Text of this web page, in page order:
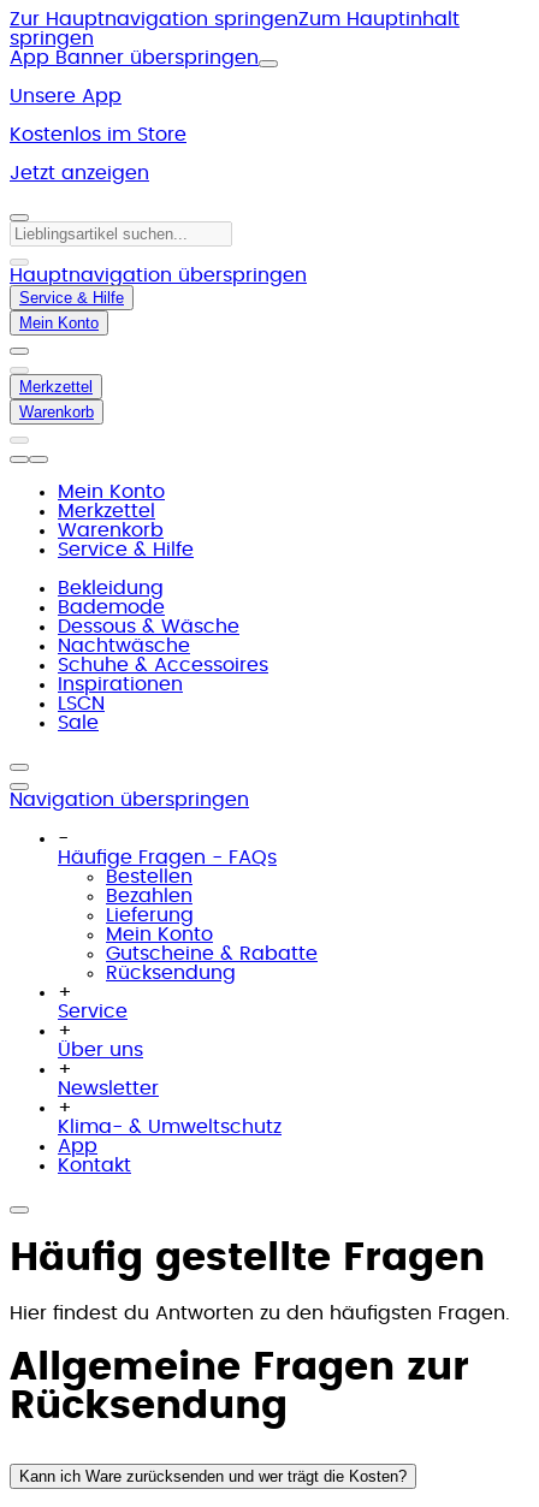
Zur Hauptnavigation springenZum Hauptinhalt
springen
App Banner überspringen
Unsere App
Kostenlos im Store
Jetzt anzeigen
Hauptnavigation überspringen
Service & Hilfe
Mein Konto
Merkzettel
Warenkorb
Mein Konto
Merkzettel
Warenkorb
Service & Hilfe
Bekleidung
Bademode
Dessous & Wäsche
Nachtwäsche
Schuhe & Accessoires
Inspirationen
LSCN
Sale
Navigation überspringen
-
Häufige Fragen - FAQs
Bestellen
Bezahlen
Lieferung
Mein Konto
Gutscheine & Rabatte
Rücksendung
+
Service
+
Über uns
+
Newsletter
+
Klima- & Umweltschutz
App
Kontakt
Häufig gestellte Fragen
Hier findest du Antworten zu den häufigsten Fragen.
Allgemeine Fragen zur
Rücksendung
Kann ich Ware zurücksenden und wer trägt die Kosten?